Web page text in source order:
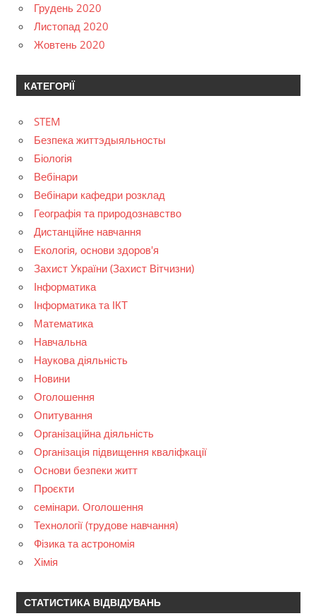
Грудень 2020
Листопад 2020
Жовтень 2020
КАТЕГОРІЇ
STEM
Безпека життэдыяльносты
Біологія
Вебінари
Вебінари кафедри розклад
Географія та природознавство
Дистанційне навчання
Екологія, основи здоров'я
Захист України (Захист Вітчизни)
Інформатика
Інформатика та ІКТ
Математика
Навчальна
Наукова діяльність
Новини
Оголошення
Опитування
Організаційна діяльність
Організація підвищення кваліфкації
Основи безпеки житт
Проєкти
семінари. Оголошення
Технології (трудове навчання)
Фізика та астрономія
Хімія
СТАТИСТИКА ВІДВІДУВАНЬ